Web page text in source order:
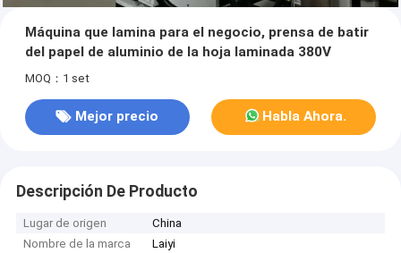
Máquina que lamina para el negocio, prensa de batir
del papel de aluminio de la hoja laminada 380V
MOQ：1 set
Mejor precio Habla Ahora.
Descripción De Producto
Lugar de origen
China
Nombre de la marca
Laiyi